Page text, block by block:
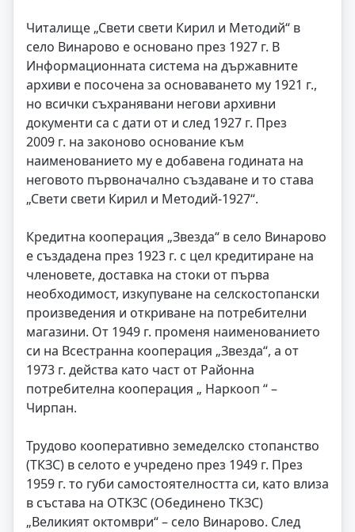
Читалище „Свети свети Кирил и Методий“ в
село Винарово е основано през 1927 г. В
Информационната система на държавните
архиви е посочена за основаването му 1921 г.,
но всички съхранявани негови архивни
документи са с дати от и след 1927 г. През
2009 г. на законово основание към
наименованието му е добавена годината на
неговото първоначално създаване и то става
„Свети свети Кирил и Методий-1927“.
Кредитна кооперация „Звезда“ в село Винарово
е създадена през 1923 г. с цел кредитиране на
членовете, доставка на стоки от първа
необходимост, изкупуване на селскостопански
произведения и откриване на потребителни
магазини. От 1949 г. променя наименованието
си на Всестранна кооперация „Звезда“, а от
1973 г. действа като част от Районна
потребителна кооперация „ Наркооп “ –
Чирпан.
Трудово кооперативно земеделско стопанство
(ТКЗС) в селото е учредено през 1949 г. През
1959 г. то губи самостоятелността си, като влиза
в състава на ОТКЗС (Обединено ТКЗС)
„Великият октомври“ – село Винарово. След